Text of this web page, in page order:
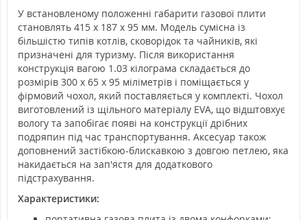
У встановленому положенні габарити газової плити
становлять 415 х 187 х 95 мм. Модель сумісна із
більшістю типів котлів, сковорідок та чайників, які
призначені для туризму. Після використання
конструкція вагою 1.03 кілограма складається до
розмірів 300 х 65 х 95 міліметрів і поміщається у
фірмовий чохол, який поставляється у комплекті. Чохол
виготовлений із щільного матеріалу EVA, що відштовхує
вологу та запобігає появі на конструкції дрібних
подряпин під час транспортування. Аксесуар також
доповнений застібкою-блискавкою з довгою петлею, яка
накидається на зап'ястя для додаткового
підстрахування.
Характеристики: